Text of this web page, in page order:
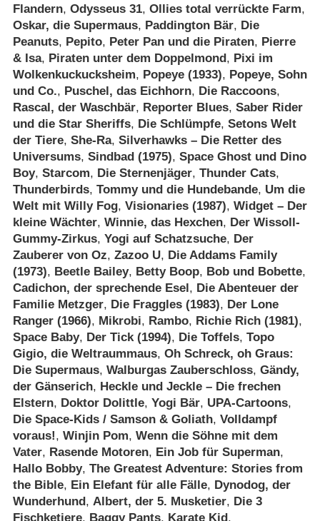
Flandern, Odysseus 31, Ollies total verrückte Farm,
Oskar, die Supermaus, Paddington Bär, Die
Peanuts, Pepito, Peter Pan und die Piraten, Pierre
& Isa, Piraten unter dem Doppelmond, Pixi im
Wolkenkuckucksheim, Popeye (1933), Popeye, Sohn
und Co., Puschel, das Eichhorn, Die Raccoons,
Rascal, der Waschbär, Reporter Blues, Saber Rider
und die Star Sheriffs, Die Schlümpfe, Setons Welt
der Tiere, She-Ra, Silverhawks – Die Retter des
Universums, Sindbad (1975), Space Ghost und Dino
Boy, Starcom, Die Sternenjäger, Thunder Cats,
Thunderbirds, Tommy und die Hundebande, Um die
Welt mit Willy Fog, Visionaries (1987), Widget – Der
kleine Wächter, Winnie, das Hexchen, Der Wissoll-
Gummy-Zirkus, Yogi auf Schatzsuche, Der
Zauberer von Oz, Zazoo U, Die Addams Family
(1973), Beetle Bailey, Betty Boop, Bob und Bobette,
Cadichon, der sprechende Esel, Die Abenteuer der
Familie Metzger, Die Fraggles (1983), Der Lone
Ranger (1966), Mikrobi, Rambo, Richie Rich (1981),
Space Baby, Der Tick (1994), Die Toffels, Topo
Gigio, die Weltraummaus, Oh Schreck, oh Graus:
Die Supermaus, Walburgas Zauberschloss, Gändy,
der Gänserich, Heckle und Jeckle – Die frechen
Elstern, Doktor Dolittle, Yogi Bär, UPA-Cartoons,
Die Space-Kids /​ Samson & Goliath, Volldampf
voraus!, Winjin Pom, Wenn die Söhne mit dem
Vater, Rasende Motoren, Ein Job für Superman,
Hallo Bobby, The Greatest Adventure: Stories from
the Bible, Ein Elefant für alle Fälle, Dynodog, der
Wunderhund, Albert, der 5. Musketier, Die 3
Fischketiere, Baggy Pants, Karate Kid,